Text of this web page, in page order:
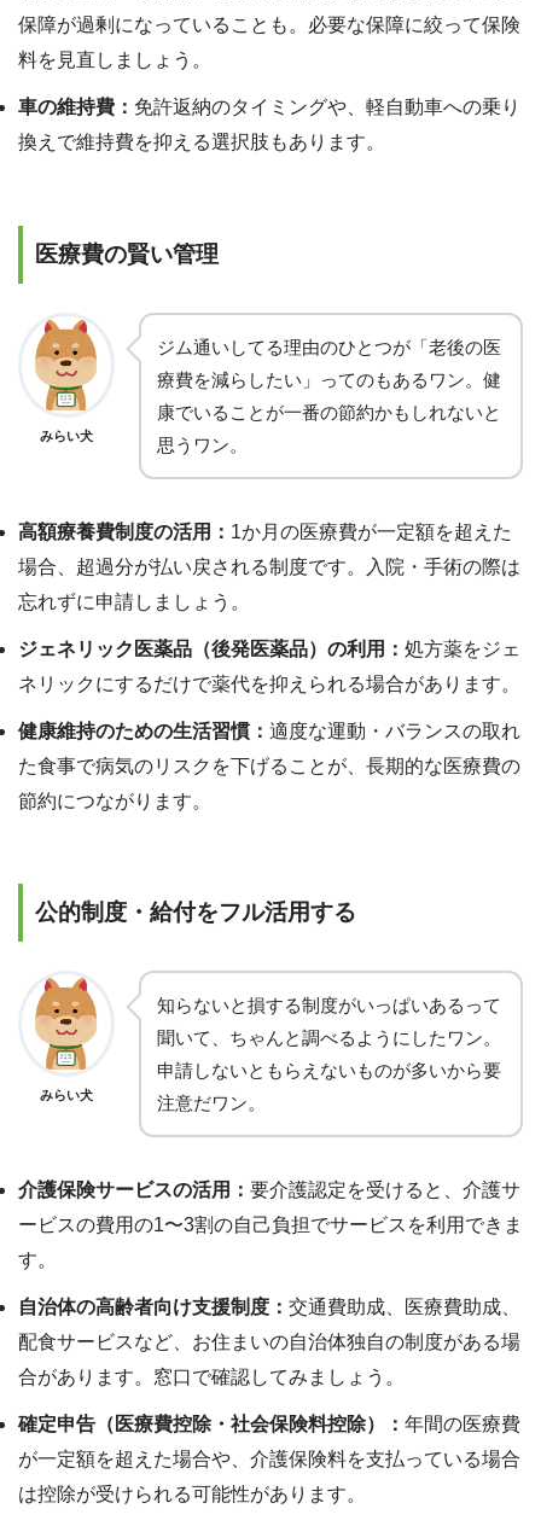
保障が過剰になっていることも。必要な保障に絞って保険
料を見直しましょう。
車の維持費： 免許返納のタイミングや、軽自動車への乗り
換えで維持費を抑える選択肢もあります。
医療費の賢い管理
みらい犬
ジム通いしてる理由のひとつが「老後の医
療費を減らしたい」ってのもあるワン。健
康でいることが一番の節約かもしれないと
思うワン。
高額療養費制度の活用： 1か月の医療費が一定額を超えた
場合、超過分が払い戻される制度です。入院・手術の際は
忘れずに申請しましょう。
ジェネリック医薬品（後発医薬品）の利用： 処方薬をジェ
ネリックにするだけで薬代を抑えられる場合があります。
健康維持のための生活習慣： 適度な運動・バランスの取れ
た食事で病気のリスクを下げることが、長期的な医療費の
節約につながります。
公的制度・給付をフル活用する
みらい犬
知らないと損する制度がいっぱいあるって
聞いて、ちゃんと調べるようにしたワン。
申請しないともらえないものが多いから要
注意だワン。
介護保険サービスの活用： 要介護認定を受けると、介護サ
ービスの費用の1〜3割の自己負担でサービスを利用できま
す。
自治体の高齢者向け支援制度： 交通費助成、医療費助成、
配食サービスなど、お住まいの自治体独自の制度がある場
合があります。窓口で確認してみましょう。
確定申告（医療費控除・社会保険料控除）： 年間の医療費
が一定額を超えた場合や、介護保険料を支払っている場合
は控除が受けられる可能性があります。